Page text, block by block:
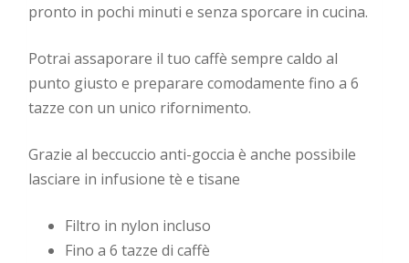
pronto in pochi minuti e senza sporcare in cucina.
Potrai assaporare il tuo caffè sempre caldo al
punto giusto e preparare comodamente fino a 6
tazze con un unico rifornimento.
Grazie al beccuccio anti-goccia è anche possibile
lasciare in infusione tè e tisane
Filtro in nylon incluso
Fino a 6 tazze di caffè